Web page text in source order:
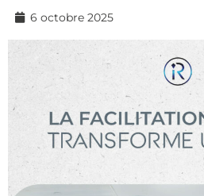
6 octobre 2025